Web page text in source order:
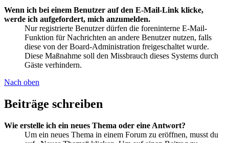
Wenn ich bei einem Benutzer auf den E-Mail-Link klicke,
werde ich aufgefordert, mich anzumelden.
Nur registrierte Benutzer dürfen die foreninterne E-Mail-
Funktion für Nachrichten an andere Benutzer nutzen, falls
diese von der Board-Administration freigeschaltet wurde.
Diese Maßnahme soll den Missbrauch dieses Systems durch
Gäste verhindern.
Nach oben
Beiträge schreiben
Wie erstelle ich ein neues Thema oder eine Antwort?
Um ein neues Thema in einem Forum zu eröffnen, musst du